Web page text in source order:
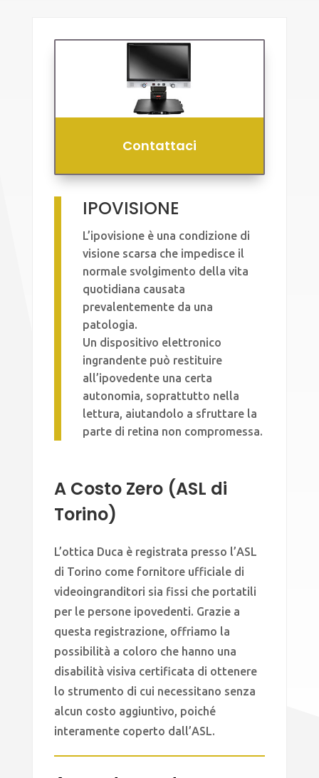
Contattaci
IPOVISIONE
L’ipovisione è una condizione di
visione scarsa che impedisce il
normale svolgimento della vita
quotidiana causata
prevalentemente da una
patologia.
Un dispositivo elettronico
ingrandente può restituire
all’ipovedente una certa
autonomia, soprattutto nella
lettura, aiutandolo a sfruttare la
parte di retina non compromessa.
A Costo Zero (ASL di
Torino)
L’ottica Duca è registrata presso l’ASL
di Torino come fornitore ufficiale di
videoingranditori sia fissi che portatili
per le persone ipovedenti. Grazie a
questa registrazione, offriamo la
possibilità a coloro che hanno una
disabilità visiva certificata di ottenere
lo strumento di cui necessitano senza
alcun costo aggiuntivo, poiché
interamente coperto dall’ASL.